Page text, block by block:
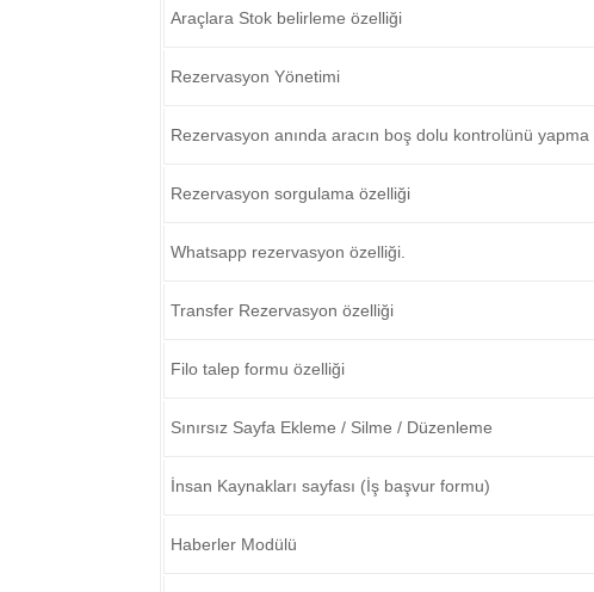
Araçlara Stok belirleme özelliği
Rezervasyon Yönetimi
Rezervasyon anında aracın boş dolu kontrolünü yapma
Rezervasyon sorgulama özelliği
Whatsapp rezervasyon özelliği.
Transfer Rezervasyon özelliği
Filo talep formu özelliği
Sınırsız Sayfa Ekleme / Silme / Düzenleme
İnsan Kaynakları sayfası (İş başvur formu)
Haberler Modülü